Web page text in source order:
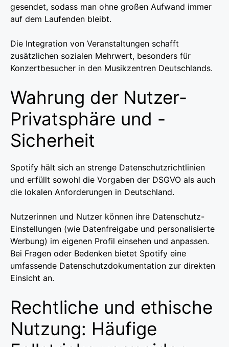
gesendet, sodass man ohne großen Aufwand immer
auf dem Laufenden bleibt.
Die Integration von Veranstaltungen schafft
zusätzlichen sozialen Mehrwert, besonders für
Konzertbesucher in den Musikzentren Deutschlands.
Wahrung der Nutzer-
Privatsphäre und -
Sicherheit
Spotify hält sich an strenge Datenschutzrichtlinien
und erfüllt sowohl die Vorgaben der DSGVO als auch
die lokalen Anforderungen in Deutschland.
Nutzerinnen und Nutzer können ihre Datenschutz-
Einstellungen (wie Datenfreigabe und personalisierte
Werbung) im eigenen Profil einsehen und anpassen.
Bei Fragen oder Bedenken bietet Spotify eine
umfassende Datenschutzdokumentation zur direkten
Einsicht an.
Rechtliche und ethische
Nutzung: Häufige